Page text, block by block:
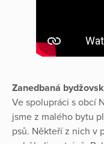
Zanedbaná
Ve spolupráci s obcí
jsme z malého bytu
psů. Někteří z nich v